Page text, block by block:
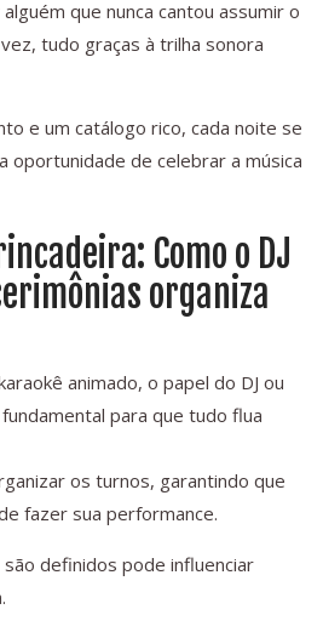
que nunca cantou assumir o
tudo graças à trilha sonora
e um catálogo rico, cada noite se
oportunidade de celebrar a música
Como o DJ
organiza
animado, o papel do DJ ou
para que tudo flua
os turnos, garantindo que
fazer sua performance.
definidos pode influenciar